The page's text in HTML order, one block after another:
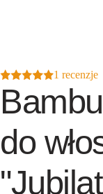
1 recenzje
do